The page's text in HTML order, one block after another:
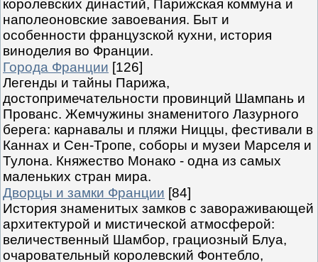
королевских династий, Парижская коммуна и
наполеоновские завоевания. Быт и
особенности французской кухни, история
виноделия во Франции.
Города Франции [126]
Легенды и тайны Парижа,
достопримечательности провинций Шампань и
Прованс. Жемчужины знаменитого Лазурного
берега: карнавалы и пляжи Ниццы, фестивали в
Каннах и Сен-Тропе, соборы и музеи Марселя и
Тулона. Княжество Монако - одна из самых
маленьких стран мира.
Дворцы и замки Франции [84]
История знаменитых замков с завораживающей
архитектурой и мистической атмосферой:
величественный Шамбор, грациозный Блуа,
очаровательный королевский Фонтебло,